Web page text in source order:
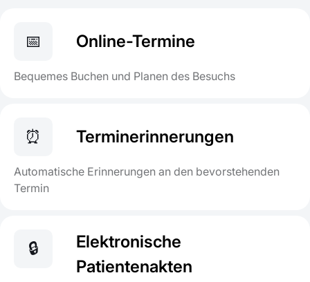
📅 Online-Termine
Bequemes Buchen und Planen des Besuchs
⏰ Terminerinnerungen
Automatische Erinnerungen an den bevorstehenden
Termin
🔒
Elektronische
Patientenakten